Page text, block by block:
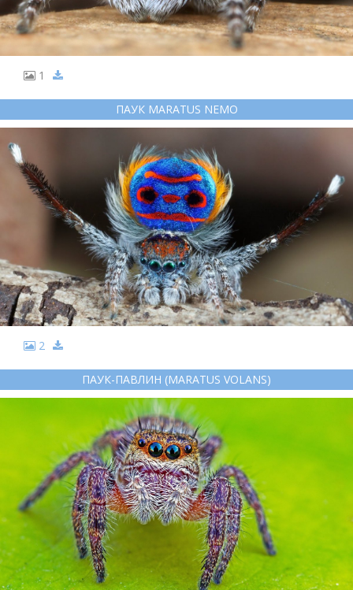
1
ПАУК MARATUS NEMO
2
ПАУК-ПАВЛИН (MARATUS VOLANS)